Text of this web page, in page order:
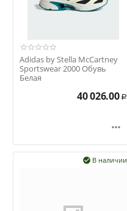
Adidas by Stella McCartney
Sportswear 2000 Обувь
Белая
40 026.00 Р

В наличии
